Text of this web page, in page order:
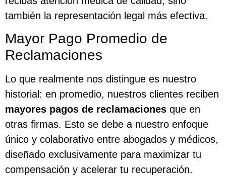
también la representación legal más efectiva.
Mayor Pago Promedio de
Reclamaciones
Lo que realmente nos distingue es nuestro
historial: en promedio, nuestros clientes reciben
mayores pagos de reclamaciones que en
otras firmas. Esto se debe a nuestro enfoque
único y colaborativo entre abogados y médicos,
diseñado exclusivamente para maximizar tu
compensación y acelerar tu recuperación.